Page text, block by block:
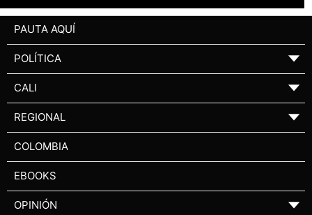
PAUTA AQUÍ
POLÍTICA ▼
CALI ▼
REGIONAL ▼
COLOMBIA
EBOOKS
OPINIÓN ▼